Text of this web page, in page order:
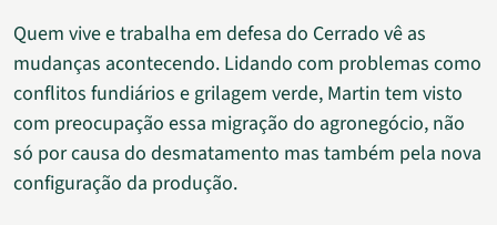
Quem vive e trabalha em defesa do Cerrado vê as
mudanças acontecendo. Lidando com problemas como
conflitos fundiários e grilagem verde, Martin tem visto
com preocupação essa migração do agronegócio, não
só por causa do desmatamento mas também pela nova
configuração da produção.